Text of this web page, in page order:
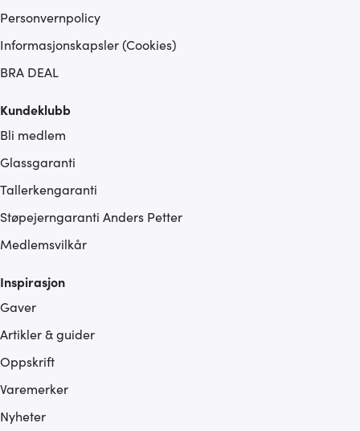
Personvernpolicy
Informasjonskapsler (Cookies)
BRA DEAL
Kundeklubb
Bli medlem
Glassgaranti
Tallerkengaranti
Støpejerngaranti Anders Petter
Medlemsvilkår
Inspirasjon
Gaver
Artikler & guider
Oppskrift
Varemerker
Nyheter